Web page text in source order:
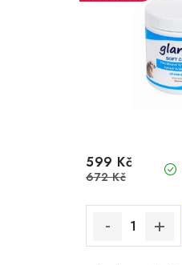
599 Kč
672 Kč